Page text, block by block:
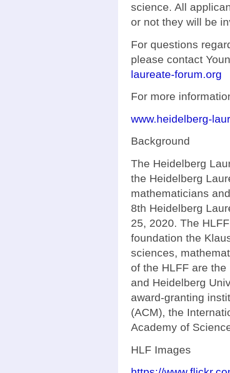
science. All
or not they will be
For questions
please contact
laureate-forum.org
For more
www.heidelberg-
Background
The Heidelberg
the Heidelberg
mathematicians
8th Heidelberg
25, 2020. The
foundation the
sciences,
of the HLFF are
and Heidelberg
award-granting
(ACM), the
Academy of
HLF Images